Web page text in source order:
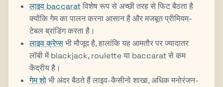
लाइव baccaratविशेष रूप से अच्छी तरह से फिट बैठता है
क्योंकि गेम का पालन करना आसान है और मजबूत प्रीमियम-
टेबल ब्रांडिंग करता है।
लाइव क्रेप्सभी मौजूद है, हालांकि यह आमतौर पर ज्यादातर
लॉबी में blackjack, roulette या baccarat से कम
केंद्रीय है।
गेम शोभी अंदर बैठते हैं लाइव-कैसीनो शाखा, अधिक मनोरंजन-